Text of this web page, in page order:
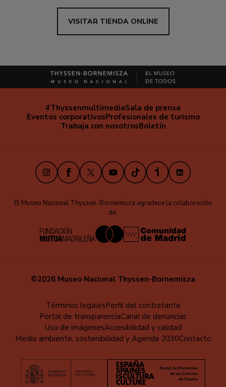
VISITAR TIENDA ONLINE
Navegación
secundaria
#ThyssenmultimediaSala de prensa
Eventos corporativosProfesionales de turismo
Trabaja con nosotrosBoletín
InstagramFacebook
X YoutubeTikTokiVooxLinkedIn
El Museo Nacional Thyssen-Bornemisza agradece la colaboración
de:
©2026 Museo Nacional Thyssen-Bornemisza
pie
Términos legalesPerfil del contratante
Portal de transparenciaCanal de denuncias
Uso de imágenesAccesibilidad y calidad
Medio ambiente, sostenibilidad y Agenda 2030Contacto